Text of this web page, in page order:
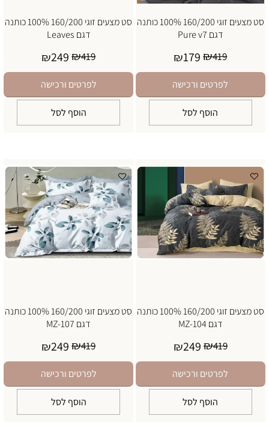
סט מצעים זוגי 160/200 100% כותנה
דגם Pure v7
₪419
₪179
לפרטים ורכישה
הוסף לסל
סט מצעים זוגי 160/200 100% כותנה
דגם Leaves
₪419
₪249
לפרטים ורכישה
הוסף לסל
סט מצעים זוגי 160/200 100% כותנה
דגם MZ-104
₪419
₪249
לפרטים ורכישה
הוסף לסל
סט מצעים זוגי 160/200 100% כותנה
דגם MZ-107
₪419
₪249
לפרטים ורכישה
הוסף לסל